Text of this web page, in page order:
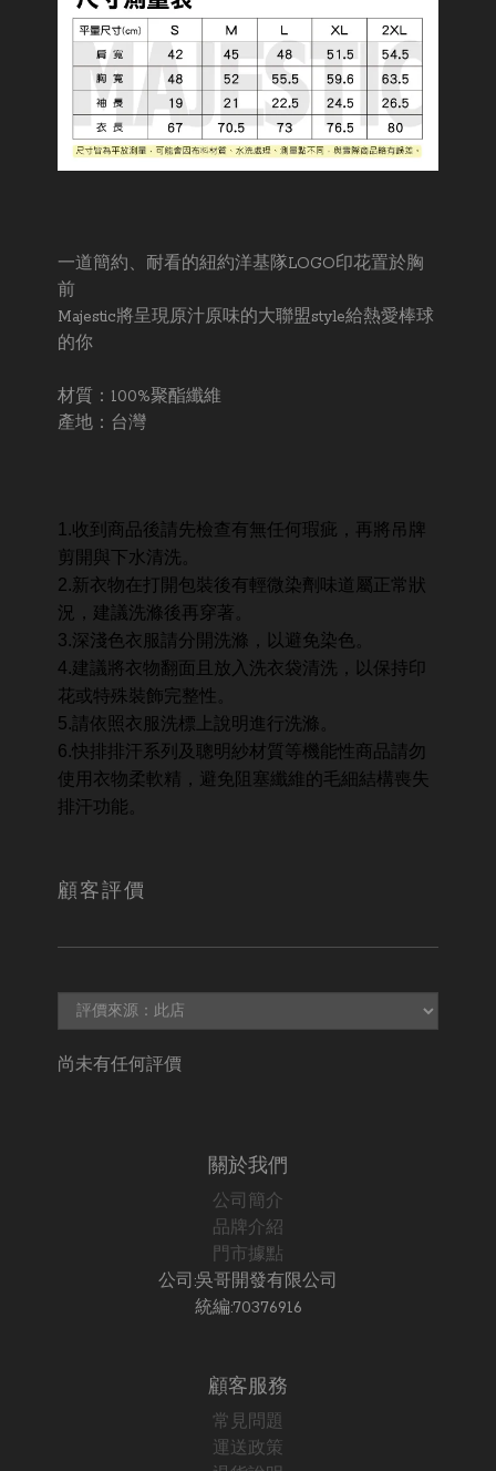
一道簡約、耐看的紐約洋基隊LOGO印花置於胸
前
Majestic將呈現原汁原味的大聯盟style給熱愛棒球
的你
材質：100%聚酯纖維
產地：台灣
1.收到商品後請先檢查有無任何瑕疵，再將吊牌
剪開與下水清洗。
2.新衣物在打開包裝後有輕微染劑味道屬正常狀
況，建議洗滌後再穿著。
3.深淺色衣服請分開洗滌，以避免染色。
4.建議將衣物翻面且放入洗衣袋清洗，以保持印
花或特殊裝飾完整性。
5.請依照衣服洗標上說明進行洗滌。
6.快排排汗系列及聰明紗材質等機能性商品請勿
使用衣物柔軟精，避免阻塞纖維的毛細結構喪失
排汗功能。
顧客評價
尚未有任何評價
關於我們
公司簡介
品牌介紹
門市據點
公司:吳哥開發有限公司
統編:70376916
顧客服務
常見問題
運送政策